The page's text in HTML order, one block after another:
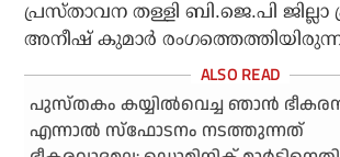
പ്രസ്താവന തള്ളി ബി.ജെ.പി ജില്ലാ
അനീഷ് കുമാർ
പുസ്തകം കയ്യില്‍വെച്ച ഞാന്‍
എന്നാല്‍ സ്‌ഫോടനം നടത്തുന്നത്